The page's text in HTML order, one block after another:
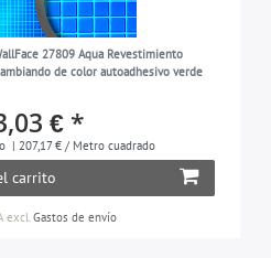
27809 Aqua Revestimiento
de color autoadhesivo verde
€ *
| 207,17 € / Metro cuadrado
carrito
excl. Gastos de envío